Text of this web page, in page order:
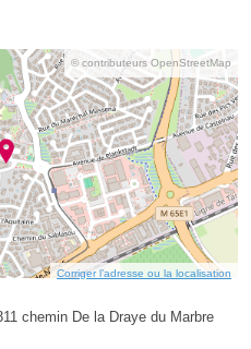
© contributeurs OpenStreetMap
Corriger l’adresse ou la localisation
chemin De la Draye du Marbre